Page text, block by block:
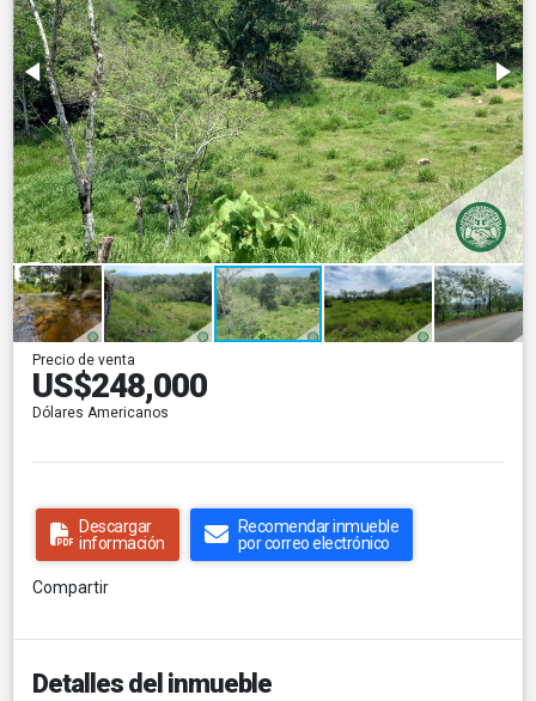
Precio de venta
US$248,000
Dólares Americanos
Descargar
información
Recomendar inmueble
por correo electrónico
Compartir
Detalles del inmueble